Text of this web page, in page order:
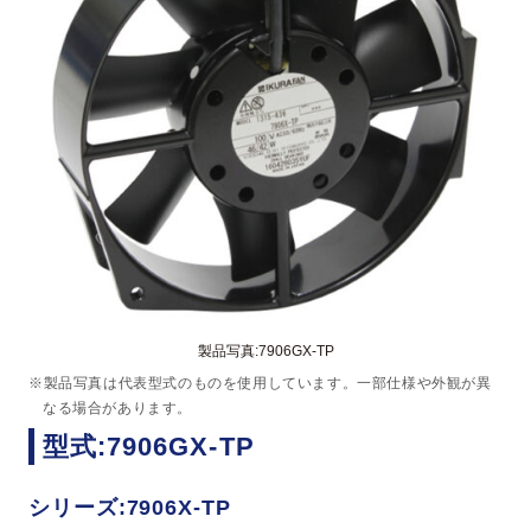
製品写真:7906GX-TP
※製品写真は代表型式のものを使用しています。一部仕様や外観が異
なる場合があります。
型式:7906GX-TP
シリーズ:7906X-TP